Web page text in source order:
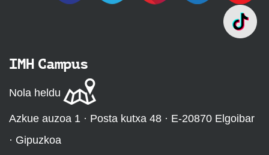
IMH Campus
Nola heldu
Azkue auzoa 1 · Posta kutxa 48 · E-20870 Elgoibar
· Gipuzkoa